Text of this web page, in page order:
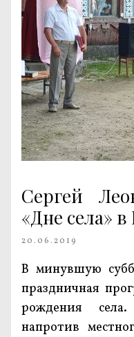
Сергей
«Дне села»
20.06.2019
В минувшую
праздничная
рождения
напротив